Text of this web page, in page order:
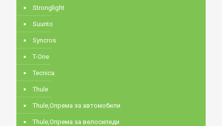
Stronglight
Suunto
Syncros
T-One
Tecnica
Thule
Thule,Опрема за автомобили
Thule,Опрема за велосипеди